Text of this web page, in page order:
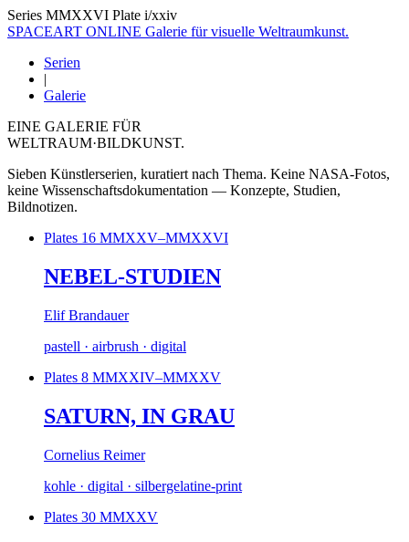
Series MMXXVI Plate i/xxiv
SPACEART ONLINE Galerie für visuelle Weltraumkunst.
Serien
|
Galerie
EINE GALERIE FÜR
WELTRAUM·BILDKUNST.
Sieben Künstlerserien, kuratiert nach Thema. Keine NASA-Fotos,
keine Wissenschaftsdokumentation — Konzepte, Studien,
Bildnotizen.
Plates 16 MMXXV–MMXXVI
NEBEL-STUDIEN
Elif Brandauer
pastell · airbrush · digital
Plates 8 MMXXIV–MMXXV
SATURN, IN GRAU
Cornelius Reimer
kohle · digital · silbergelatine-print
Plates 30 MMXXV